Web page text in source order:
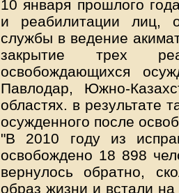
10 января прошлого
и реабилитации лиц,
службы в ведение
закрытие трех
освобождающихся
Павлодар, Южно-
областях. в результате
осужденного после
"В 2010 году из
освобождено 18 898
вернулось обратно,
образ жизни и встали